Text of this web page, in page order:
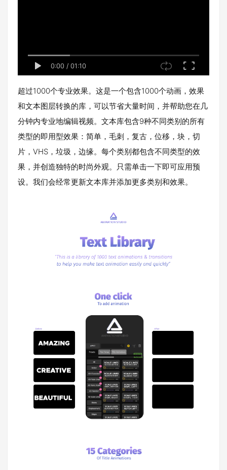
0:00 / 01:10
超过1000个专业效果。这是一个包含1000个动画，效果
和文本图层转换的库，可以节省大量时间，并帮助您在几
分钟内专业地编辑视频。文本库包含9种不同类别的所有
类型的即用型效果：简单，毛刺，复古，位移，块，切
片，VHS，垃圾，边缘。每个类别都包含不同类型的效
果，并创造独特的时尚外观。只需单击一下即可应用预
设。我们会经常更新文本库并添加更多类别和效果。